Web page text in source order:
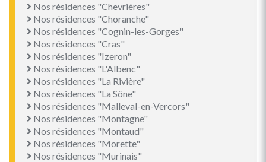
Nos résidences "Chevrières"
Nos résidences "Choranche"
Nos résidences "Cognin-les-Gorges"
Nos résidences "Cras"
Nos résidences "Izeron"
Nos résidences "L'Albenc"
Nos résidences "La Rivière"
Nos résidences "La Sône"
Nos résidences "Malleval-en-Vercors"
Nos résidences "Montagne"
Nos résidences "Montaud"
Nos résidences "Morette"
Nos résidences "Murinais"